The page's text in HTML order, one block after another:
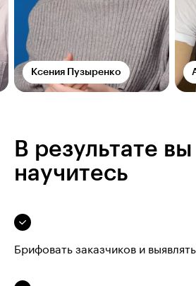
Ксения Пузыренко
В результате вы
научитесь
Брифовать заказчиков и